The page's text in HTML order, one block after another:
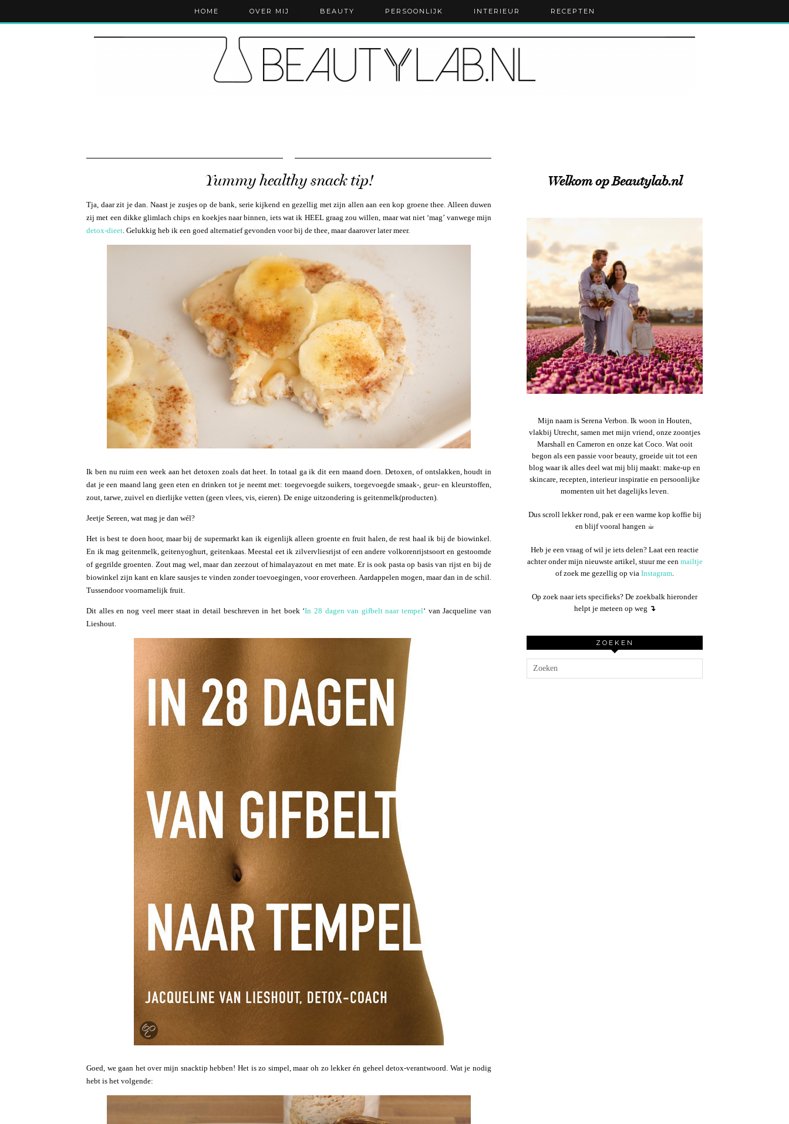
HOME OVER MIJ BEAUTY PERSOONLIJK INTERIEUR RECEPTEN
Yummy healthy snack tip!
Tja, daar zit je dan. Naast je zusjes op de bank, serie kijkend en gezellig met zijn allen aan een kop groene thee. Alleen duwen
zij met een dikke glimlach chips en koekjes naar binnen, iets wat ik HEEL graag zou willen, maar wat niet ‘mag’ vanwege mijn
detox-dieet. Gelukkig heb ik een goed alternatief gevonden voor bij de thee, maar daarover later meer.
Ik ben nu ruim een week aan het detoxen zoals dat heet. In totaal ga ik dit een maand doen. Detoxen, of ontslakken, houdt in
dat je een maand lang geen eten en drinken tot je neemt met: toegevoegde suikers, toegevoegde smaak-, geur- en kleurstoffen,
zout, tarwe, zuivel en dierlijke vetten (geen vlees, vis, eieren). De enige uitzondering is geitenmelk(producten).
Jeetje Sereen, wat mag je dan wél?
Het is best te doen hoor, maar bij de supermarkt kan ik eigenlijk alleen groente en fruit halen, de rest haal ik bij de biowinkel.
En ik mag geitenmelk, geitenyoghurt, geitenkaas. Meestal eet ik zilvervliesrijst of een andere volkorenrijstsoort en gestoomde
of gegrilde groenten. Zout mag wel, maar dan zeezout of himalayazout en met mate. Er is ook pasta op basis van rijst en bij de
biowinkel zijn kant en klare sausjes te vinden zonder toevoegingen, voor eroverheen. Aardappelen mogen, maar dan in de schil.
Tussendoor voornamelijk fruit.
Dit alles en nog veel meer staat in detail beschreven in het boek ‘In 28 dagen van gifbelt naar tempel‘ van Jacqueline van
Lieshout.
Goed, we gaan het over mijn snacktip hebben! Het is zo simpel, maar oh zo lekker én geheel detox-verantwoord. Wat je nodig
hebt is het volgende:
Welkom op Beautylab.nl
Mijn naam is Serena Verbon. Ik woon in Houten,
vlakbij Utrecht, samen met mijn vriend, onze zoontjes
Marshall en Cameron en onze kat Coco. Wat ooit
begon als een passie voor beauty, groeide uit tot een
blog waar ik alles deel wat mij blij maakt: make-up en
skincare, recepten, interieur inspiratie en persoonlijke
momenten uit het dagelijks leven.
Dus scroll lekker rond, pak er een warme kop koffie bij
en blijf vooral hangen ☕︎
Heb je een vraag of wil je iets delen? Laat een reactie
achter onder mijn nieuwste artikel, stuur me een mailtje
of zoek me gezellig op via Instagram.
Op zoek naar iets specifieks? De zoekbalk hieronder
helpt je meteen op weg ↴
ZOEKEN